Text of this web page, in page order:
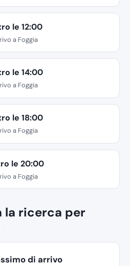
le 12:00
a Foggia
le 14:00
a Foggia
le 18:00
a Foggia
le 20:00
a Foggia
la ricerca per
di arrivo